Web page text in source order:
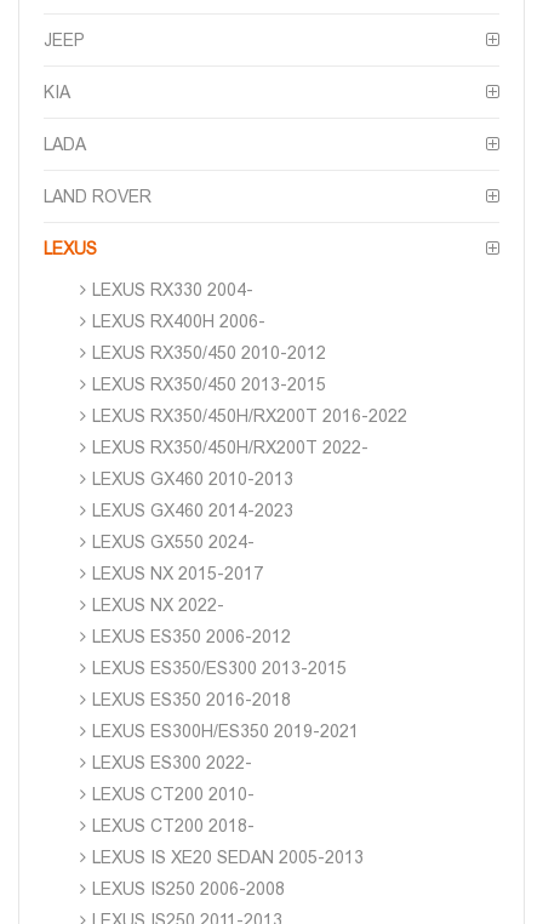
JEEP
KIA
LADA
LAND ROVER
LEXUS
LEXUS RX330 2004-
LEXUS RX400H 2006-
LEXUS RX350/450 2010-2012
LEXUS RX350/450 2013-2015
LEXUS RX350/450H/RX200T 2016-2022
LEXUS RX350/450H/RX200T 2022-
LEXUS GX460 2010-2013
LEXUS GX460 2014-2023
LEXUS GX550 2024-
LEXUS NX 2015-2017
LEXUS NX 2022-
LEXUS ES350 2006-2012
LEXUS ES350/ES300 2013-2015
LEXUS ES350 2016-2018
LEXUS ES300H/ES350 2019-2021
LEXUS ES300 2022-
LEXUS CT200 2010-
LEXUS CT200 2018-
LEXUS IS XE20 SEDAN 2005-2013
LEXUS IS250 2006-2008